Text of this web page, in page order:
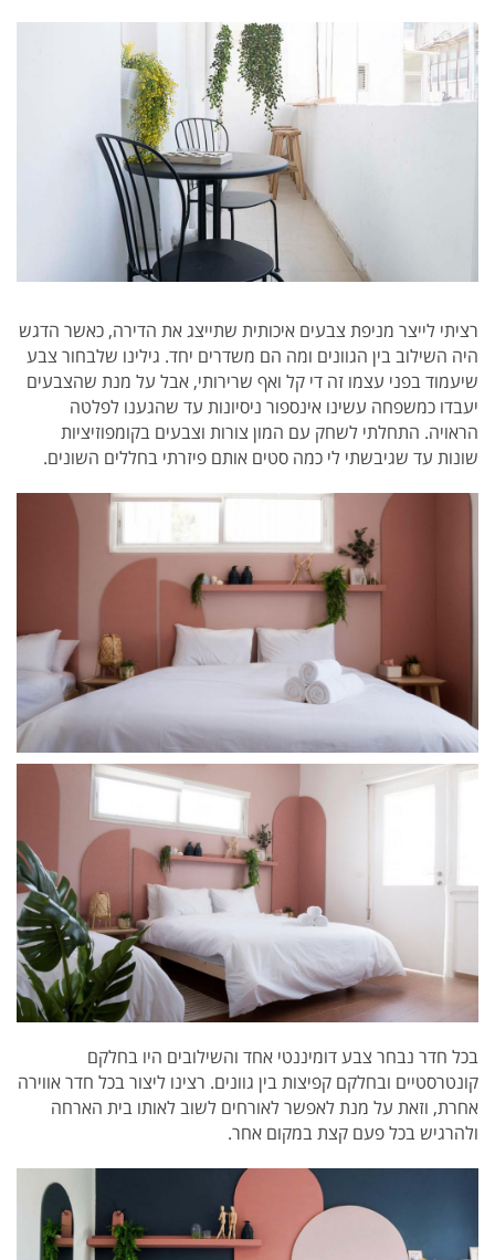
רציתי לייצר מניפת צבעים איכותית שתייצג את הדירה, כאשר הדגש
היה השילוב בין הגוונים ומה הם משדרים יחד. גילינו שלבחור צבע
שיעמוד בפני עצמו זה די קל ואף שרירותי, אבל על מנת שהצבעים
יעבדו כמשפחה עשינו אינספור ניסיונות עד שהגענו לפלטה
הראויה. התחלתי לשחק עם המון צורות וצבעים בקומפוזיציות
שונות עד שגיבשתי לי כמה סטים אותם פיזרתי בחללים השונים.
בכל חדר נבחר צבע דומיננטי אחד והשילובים היו בחלקם
קונטרסטיים ובחלקם קפיצות בין גוונים. רצינו ליצור בכל חדר אווירה
אחרת, וזאת על מנת לאפשר לאורחים לשוב לאותו בית הארחה
ולהרגיש בכל פעם קצת במקום אחר.